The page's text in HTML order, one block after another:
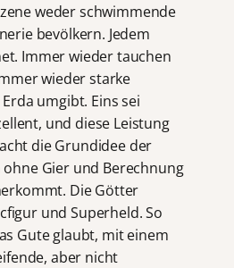
weder schwimmende
bevölkern. Jedem
Immer wieder tauchen
wieder starke
umgibt. Eins sei
und diese Leistung
die Grundidee der
Gier und Berechnung
Die Götter
und Superheld. So
Gute glaubt, mit einem
aber nicht